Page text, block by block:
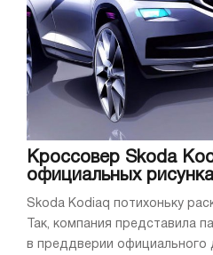
Кроссовер Skoda
официальных
Skoda Kodiaq потихоньку
Так, компания представила
в преддверии официального